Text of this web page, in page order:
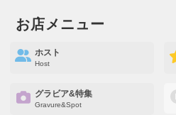
お店メニュー
ホスト
Host
グラビア&特集
Gravure&Spot